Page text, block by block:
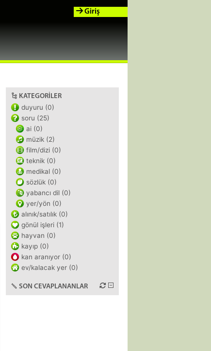
Giriş
KATEGORILER
duyuru (0)
soru (25)
ai (0)
müzik (2)
film/dizi (0)
teknik (0)
medikal (0)
sözlük (0)
yabancı dil (0)
yer/yön (0)
alınık/satılık (0)
gönül işleri (1)
hayvan (0)
kayıp (0)
kan aranıyor (0)
ev/kalacak yer (0)
SON CEVAPLANANLAR